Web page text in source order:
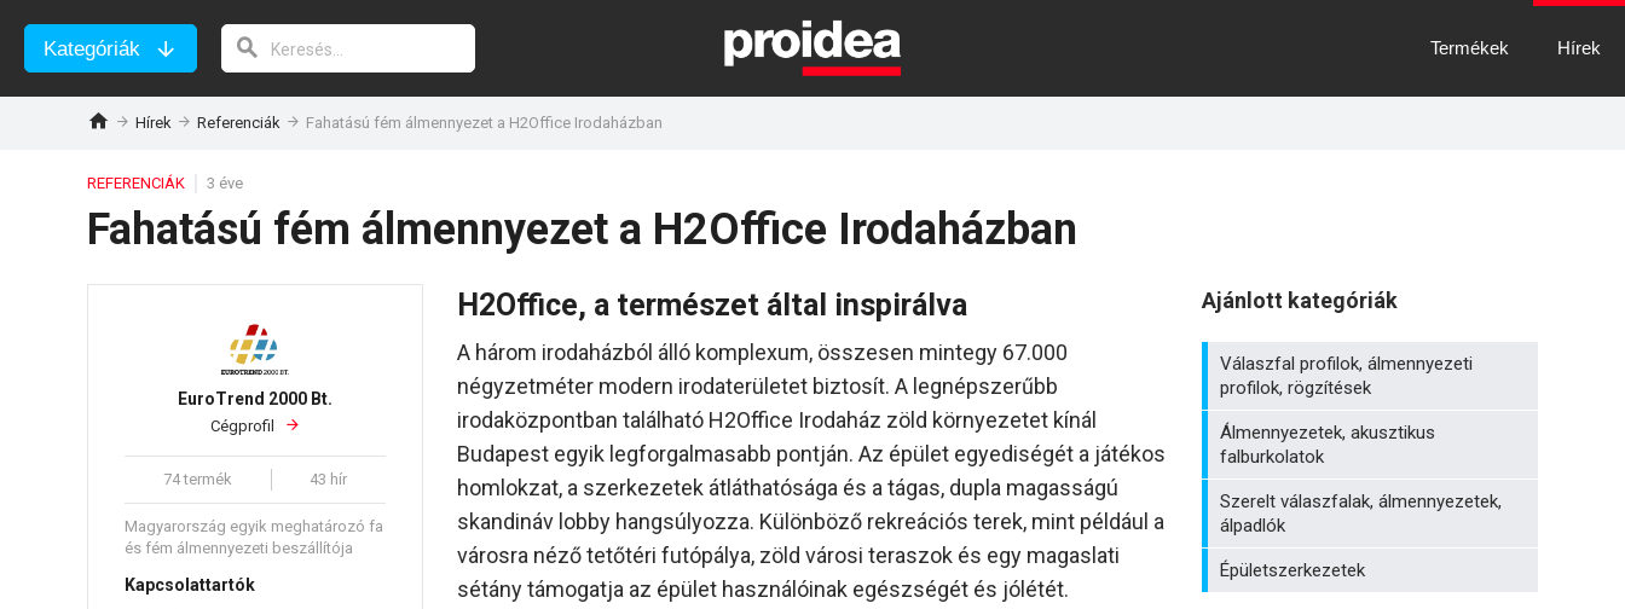
Kategóriák Termékek Hírek
Hírek Referenciák Fahatású fém álmennyezet a H2Office Irodaházban
REFERENCIÁK 3 éve
Fahatású fém álmennyezet a H2Office Irodaházban
EuroTrend 2000 Bt.
Cégprofil
74 termék 43 hír
Magyarország egyik meghatározó fa
és fém álmennyezeti beszállítója
Kapcsolattartók
H2Office, a természet által inspirálva
A három irodaházból álló komplexum, összesen mintegy 67.000
négyzetméter modern irodaterületet biztosít. A legnépszerűbb
irodaközpontban található H2Office Irodaház zöld környezetet kínál
Budapest egyik legforgalmasabb pontján. Az épület egyediségét a játékos
homlokzat, a szerkezetek átláthatósága és a tágas, dupla magasságú
skandináv lobby hangsúlyozza. Különböző rekreációs terek, mint például a
városra néző tetőtéri futópálya, zöld városi teraszok és egy magaslati
sétány támogatja az épület használóinak egészségét és jólétét.
Ajánlott kategóriák
Válaszfal profilok, álmennyezeti
profilok, rögzítések
Álmennyezetek, akusztikus
falburkolatok
Szerelt válaszfalak, álmennyezetek,
álpadlók
Épületszerkezetek